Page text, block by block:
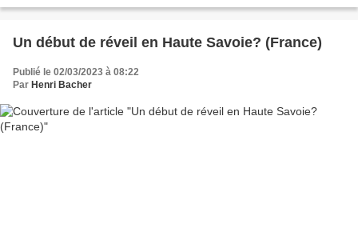
Un début de réveil en Haute Savoie? (France)
Publié le 02/03/2023 à 08:22
Par Henri Bacher